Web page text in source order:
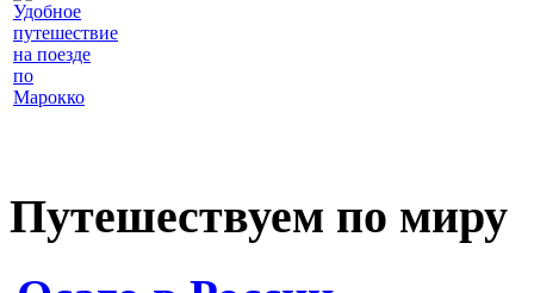
Удобное
путешествие
на поезде
по
Марокко
Путешествуем по миру